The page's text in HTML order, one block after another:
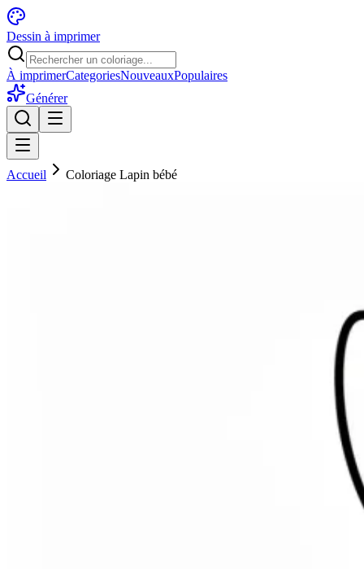
Dessin à imprimer
À imprimerCategoriesNouveauxPopulaires
Générer
Accueil Coloriage Lapin bébé